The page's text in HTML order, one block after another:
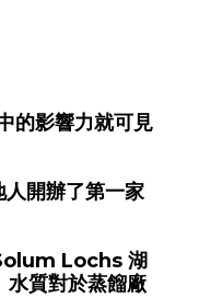
的影響力就可見
開辦了第一家
Lochs 湖
水質對於蒸餾廠